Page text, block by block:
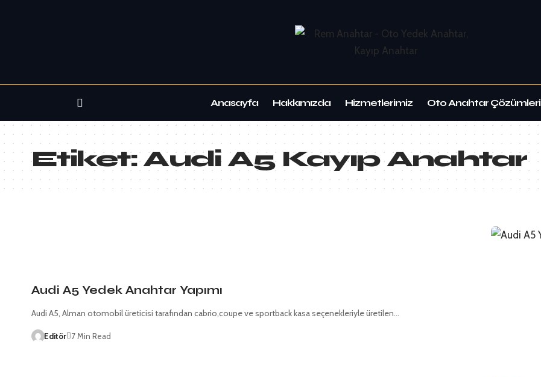
Anasayfa Hakkımızda Hizmetlerimiz Oto Anahtar Çözümleri
Etiket:Audi A5 Kayıp Anahtar
Audi A5 Yedek Anahtar Yapımı
Audi A5, Alman otomobil üreticisi tarafından cabrio,coupe ve sportback kasa seçenekleriyle üretilen…
Editör 7 Min Read